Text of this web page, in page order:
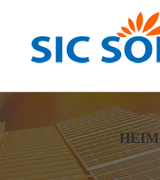
HEIM